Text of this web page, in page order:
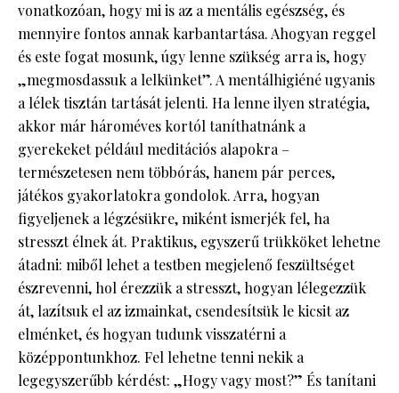
vonatkozóan, hogy mi is az a mentális egészség, és
mennyire fontos annak karbantartása. Ahogyan reggel
és este fogat mosunk, úgy lenne szükség arra is, hogy
„megmosdassuk a lelkünket”. A mentálhigiéné ugyanis
a lélek tisztán tartását jelenti. Ha lenne ilyen stratégia,
akkor már hároméves kortól taníthatnánk a
gyerekeket például meditációs alapokra –
természetesen nem többórás, hanem pár perces,
játékos gyakorlatokra gondolok. Arra, hogyan
figyeljenek a légzésükre, miként ismerjék fel, ha
stresszt élnek át. Praktikus, egyszerű trükköket lehetne
átadni: miből lehet a testben megjelenő feszültséget
észrevenni, hol érezzük a stresszt, hogyan lélegezzük
át, lazítsuk el az izmainkat, csendesítsük le kicsit az
elménket, és hogyan tudunk visszatérni a
középpontunkhoz. Fel lehetne tenni nekik a
legegyszerűbb kérdést: „Hogy vagy most?” És tanítani